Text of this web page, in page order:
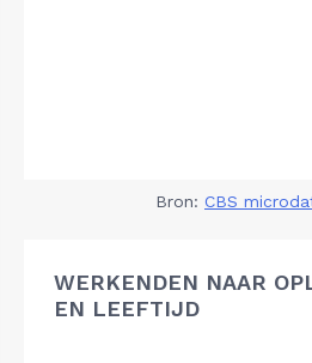
Bron: CBS
WERKENDEN NAAR
EN LEEFTIJD